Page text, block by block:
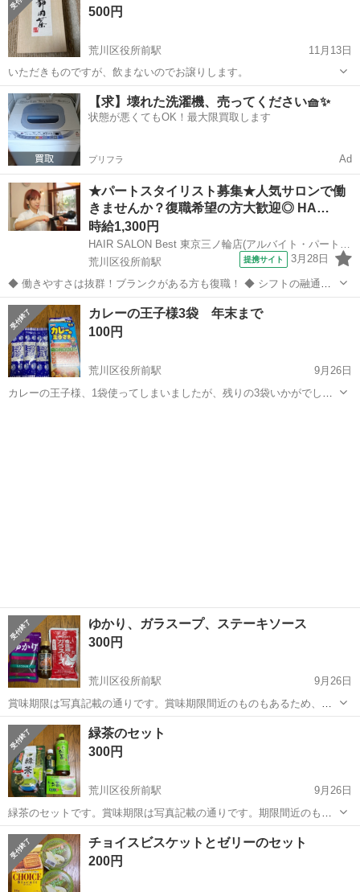
500円
荒川区役所前駅
11月13日
いただきものですが、飲まないのでお譲りします。
東京 荒川区 荒川区役所前駅 食品 譲り
【求】壊れた洗濯機、売ってください🧺✨
状態が悪くてもOK！最大限買取します
プリフラ Ad
★パートスタイリスト募集★人気サロンで働
きませんか？復職希望の方大歓迎◎ HA…
時給1,300円
荒川区役所前駅
提携サイト 3月28日
◆ 働きやすさは抜群！ブランクがある方も復職！ ◆ シフトの融通が
利くため、自分のライフスタイルに合わせて働けます◎ブランクのあ
る方も分かりやすいレッスンで技術に自信をつけてから安心してデビ
ューできます 働きやすさは抜群...
東京 荒川区 荒川区役所前駅 美容師
カレーの王子様3袋 年末まで
100円
荒川区役所前駅
9月26日
カレーの王子様、1袋使ってしまいましたが、残りの3袋いかがでしょ
ゆかり、ガラスープ、ステーキソース
300円
荒川区役所前駅
9月26日
賞味期限は写真記載の通りです。賞味期限間近のものもあるため、ご
理解のある方のお取引をよろしくお願いします。
東京 荒川区 荒川区役所前駅
緑茶のセット
300円
荒川区役所前駅
9月26日
緑茶のセットです。賞味期限は写真記載の通りです。期限間近のもの
もあるので、ご理解のうえのお取引をよろしくお願いします。
東京 荒川区 荒川区役所前駅
チョイスビスケットとゼリーのセット
200円